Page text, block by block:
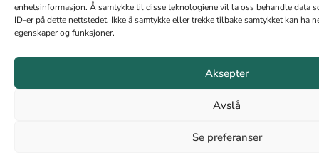
enhetsinformasjon. Å samtykke til disse teknologiene vil la oss behandle data
ID-er på dette nettstedet. Ikke å samtykke eller trekke tilbake samtykket kan ha
egenskaper og funksjoner.
Aksepter
Avslå
Se preferanser